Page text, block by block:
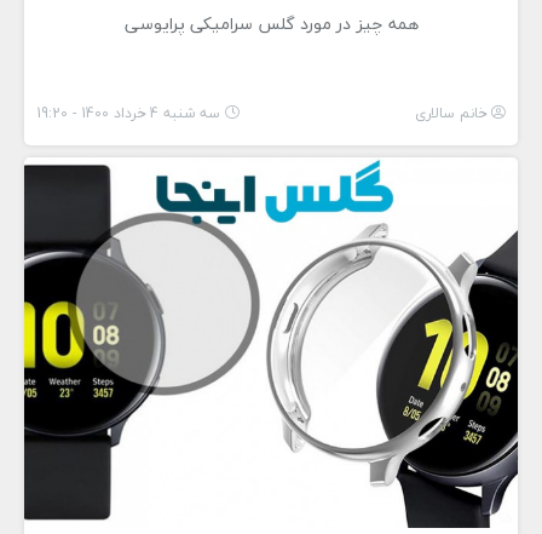
همه چیز در مورد گلس سرامیکی پرایوسی
خانم سالاری سه شنبه 4 خرداد 1400 - 19:20